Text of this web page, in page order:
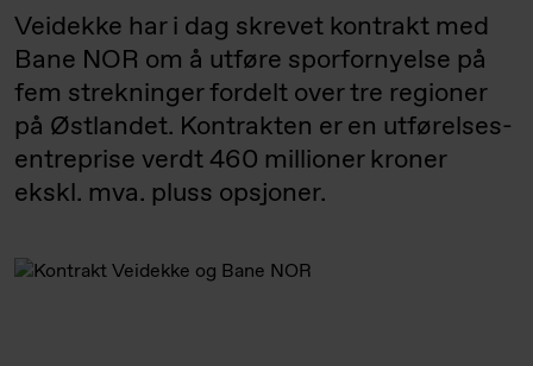
Veidekke har i dag skrevet kontrakt med
Bane NOR om å utføre sporfornyelse på
fem strekninger fordelt over tre regioner
på Østlandet. Kontrakten er en utførelses­
entreprise verdt 460 millioner kroner
ekskl. mva. pluss opsjoner.